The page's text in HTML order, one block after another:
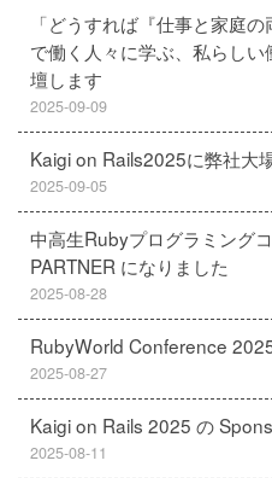
「どうすれば『仕事と家庭
で働く人々に学ぶ、私らし
壇します
2025-09-09
Kaigi on Rails2025に弊社大
2025-09-05
中高生Rubyプログラミング
PARTNER になりました
2025-08-28
RubyWorld Conference
2025-08-27
Kaigi on Rails 2025 の
2025-08-11